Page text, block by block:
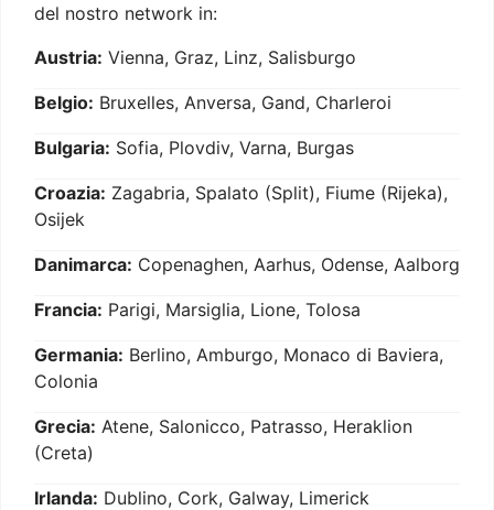
del nostro network in:
Austria: Vienna, Graz, Linz, Salisburgo
Belgio: Bruxelles, Anversa, Gand, Charleroi
Bulgaria: Sofia, Plovdiv, Varna, Burgas
Croazia: Zagabria, Spalato (Split), Fiume (Rijeka),
Osijek
Danimarca: Copenaghen, Aarhus, Odense, Aalborg
Francia: Parigi, Marsiglia, Lione, Tolosa
Germania: Berlino, Amburgo, Monaco di Baviera,
Colonia
Grecia: Atene, Salonicco, Patrasso, Heraklion
(Creta)
Irlanda: Dublino, Cork, Galway, Limerick